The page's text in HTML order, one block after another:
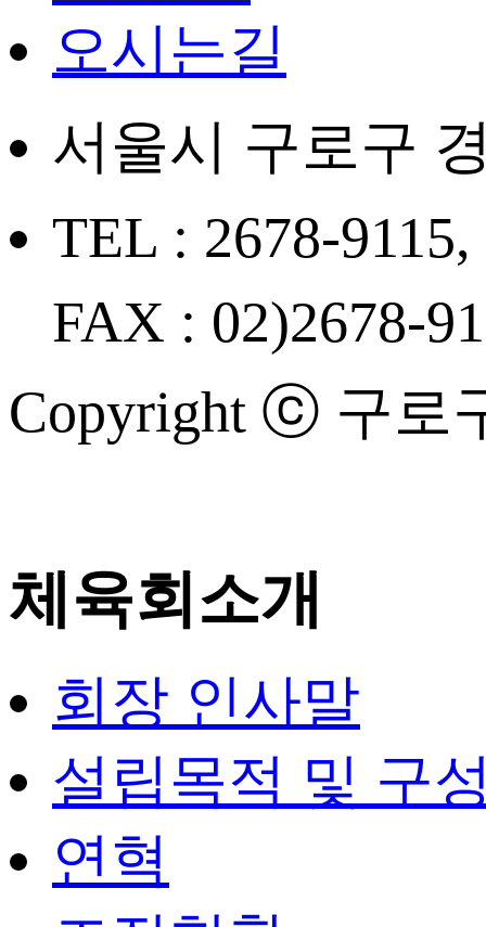
오시는길
서울시 구로구
TEL : 2678-9115,
FAX : 02)2678-
Copyright ⓒ 구로
체육회소개
회장 인사말
설립목적 및 구
연혁